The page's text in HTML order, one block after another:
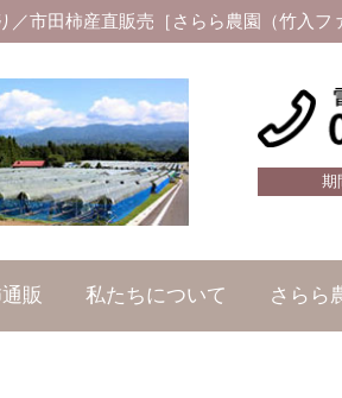
市田柿産直販売［さらら農園（竹入フ
期
販 私たちについて さらら